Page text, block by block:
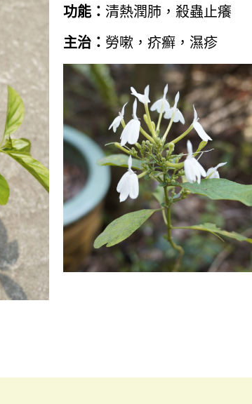
功能： 清熱潤肺，殺蟲止癢
主治： 勞嗽，疥癬，濕疹